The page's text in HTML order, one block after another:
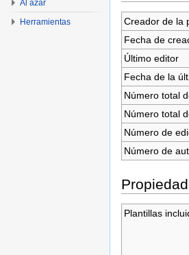
Creador de la
Fecha de
Último editor
Fecha de la
Número total
Número total
Número de
Número de
Plantillas
Al azar
Herramientas